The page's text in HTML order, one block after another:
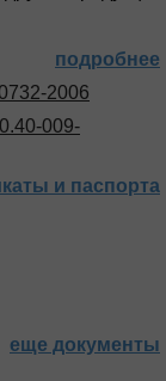
подробнее
2006
009-
и паспорта
еще документы